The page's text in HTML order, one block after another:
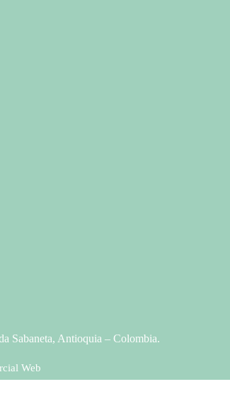
Sabaneta, Antioquia – Colombia.
Web